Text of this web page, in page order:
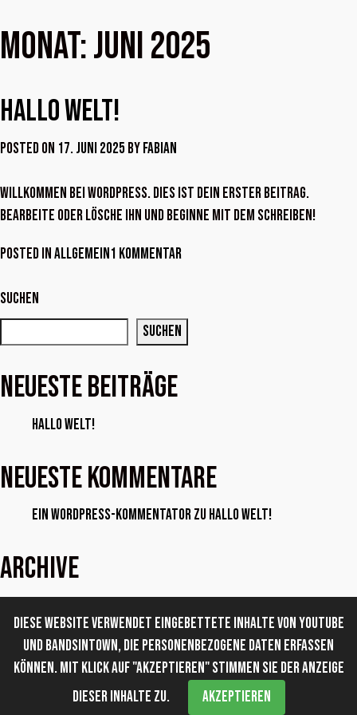
Monat:Juni 2025
Hallo Welt!
Posted on 17. Juni 2025 by Fabian
Willkommen bei WordPress. Dies ist dein erster Beitrag.
Bearbeite oder lösche ihn und beginne mit dem Schreiben!
Posted in Allgemein 1 Kommentarzu
Suchen
Suchen
Neueste Beiträge
Hallo Welt!
Neueste Kommentare
Ein WordPress-KommentatorzuHallo Welt!
Archive
Kategorien
Allgemein
Diese Website verwendet eingebettete Inhalte von YouTube
und Bandsintown, die personenbezogene Daten erfassen
können. Mit Klick auf "Akzeptieren" stimmen Sie der Anzeige
dieser Inhalte zu.
Akzeptieren